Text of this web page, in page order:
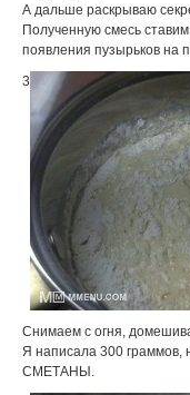
А дальше раскрываю
Полученную смесь
появления пузырьков на
3
Снимаем с огня,
Я написала 300 граммов,
СМЕТАНЫ.